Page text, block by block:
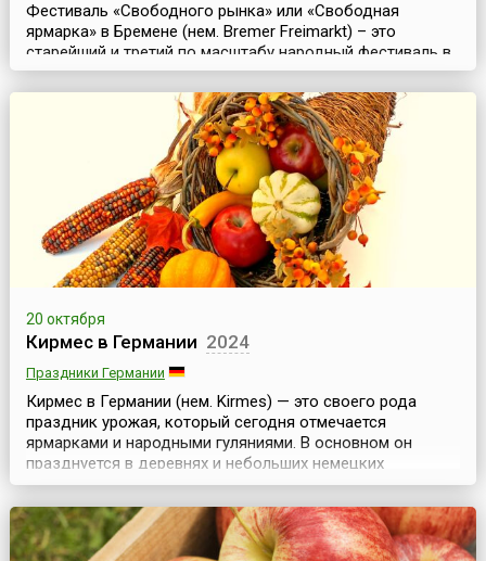
Фестиваль «Свободного рынка» или «Свободная
ярмарка» в Бремене (нем. Bremer Freimarkt) – это
старейший и третий по масштабу народный фестиваль в
Германии. Он традиционно проходит во второй половине
октября и продолжается 17 дней.В древнем немецком
городе Бремене, городе с богатой историей, проходит
бесчисленное множество фестивалей и городских
праздников, о его театрах известно далеко даже за ...
20 октября
Кирмес в Германии 2024
Праздники Германии
Кирмес в Германии (нем. Kirmes) — это своего рода
праздник урожая, который сегодня отмечается
ярмарками и народными гуляниями. В основном он
празднуется в деревнях и небольших немецких
городках.Праздник начинается с откапывания Кирмеса,
соломенного чучела с бутылочкой шнапса, которого
закапывают в землю за две недели до этого дня. Затем
чучело торжественно несут через всю деревню к